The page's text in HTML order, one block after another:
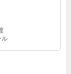
ル